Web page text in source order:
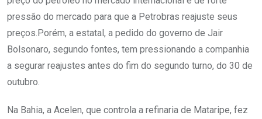
pressão do mercado para que a Petrobras reajuste seus
preços.Porém, a estatal, a pedido do governo de Jair
Bolsonaro, segundo fontes, tem pressionando a companhia
a segurar reajustes antes do fim do segundo turno, do 30 de
outubro.
Na Bahia, a Acelen, que controla a refinaria de Mataripe, fez